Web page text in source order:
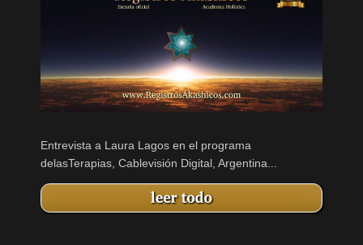
Entrevista a Laura Lagos en el programa
delasTerapias, Cablevisión Digital, Argentina...